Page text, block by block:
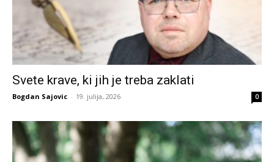
Svete krave, ki jih je treba zaklati
Bogdan Sajovic - 19. julija, 2026 0